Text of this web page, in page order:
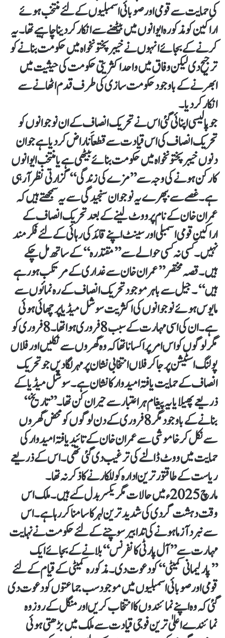
کی حمایت سے قومی اور صوبائی اسمبلیوں کے لئے منتخب ہوئے
اراکین کو مذکورہ ایوانوں میں بیٹھنے سے انکار کردینا چاہیے تھا۔ یہ
کرنے کے بجائے انہوں نے خیبرپختونخواہ میں حکومت بنانے کو
ترجیح دی لیکن وفاق میں واحد اکثریتی حکومت کی حیثیت میں
ابھرنے کے باوجود حکومت سازی کی طرف قدم اٹھانے سے
انکار کردیا۔
جو پالیسی اپنائی گئی اس نے تحریک انصاف کے ان نوجوانوں کو
تحریک انصاف کی اس قیادت سے قطعاََ ناراض کردیا ہے جو ان
دنوں خیبرپختونخواہ میں حکومت بنائے بیٹھی ہے یا منتخب ایوانوں
کا رکن ہونے کی وجہ سے ’’مزے کی زندگی‘‘ گزارتی نظر آرہی
ہے۔ غصے سے بپھرے یہ نوجوان سنجیدگی سے یہ سمجھتے ہیں کہ
عمران خان کے نام پر ووٹ لینے کے بعد تحریک انصاف کے
اراکین قومی اسمبلی اورسینٹ اپنے قائد کی رہائی کے لئے فکر مند
نہیں۔ کسی نہ کسی حوالے سے ’’مقتدرہ‘‘ کے ساتھ مل چکے
ہیں۔ قصہ مختصر ’’عمران خان سے غداری کے مرتکب ہورہے
ہیں‘‘۔ جیل سے باہر موجود تحریک انصاف کے رہ نمائوں سے
مایوس ہوئے نوجوانوں کی اکثریت سوشل میڈیا پر چھائی ہوئی
ہے۔ ان کی اسی مہارت کے سبب 8 فروری ہوا تھا۔ 8 فروری کو
مگر لوگوں کو اس امرپر اکسانا تھا کہ وہ گھروں سے نکلیں اور فلاں
پولنگ اسٹیشن پر جاکر فلاں انتخابی نشان پر مہر لگادیں جو تحریک
انصاف کے حمایت یافتہ امیدوار کا نشان ہے۔ سوشل میڈیا کے
ذریعے پھیلایا یہ پیغام ہر اعتبارسے حیران کن تھا۔ ’’تاریخ‘‘
بنانے کے باوجود مگر 8فروری کے دن لوگوں کو محض گھروں
سے نکل کر خاموشی سے عمران خان کے تائید یافتہ امیدوار کی
حمایت میں ووٹ ڈالنے کی ترغیب دی گئی تھی۔ اس کے ذریعے
ریاست کے طاقتور ترین ادارہ کو للکارنے کا ذکر نہ تھا۔
مارچ 2025ء میں حالات مگر یکسر بدل گئے ہیں۔ ملک اس
وقت دہشت گردی کی شدید ترین لہر کا سامنا کررہا ہے۔اس
سے نبردآزما ہونے کی تدابیر سوچنے کے لئے حکومت نے نہایت
مہارت سے ’’آل پارٹی کانفرنس‘‘ بلانے کے بجائے ایک
’’پارلیمانی کمیٹی‘‘ کو دعوت دی۔ مذکورہ کمیٹی کے قیام کے لئے
قومی اور صوبائی اسمبلیوں میں موجود سب جماعتوں کو دعوت دی
گئی کہ وہ اپنے نمائندوں کا انتخاب کریں اور منگل کے روز وہ
نمائندے اعلیٰ ترین فوجی قیادت سے ملک میں بڑھتی ہوئی